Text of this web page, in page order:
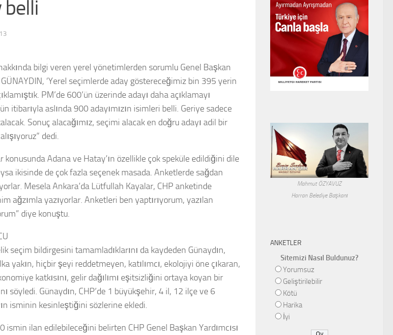
belli
bilgi veren yerel yönetimlerden sorumlu Genel Başkan
GÜNAYDIN, ‘Yerel seçimlerde aday göstereceğimiz bin 395 yerin
PM’de 600’ün üzerinde adayı daha açıklamayı
itibarıyla aslında 900 adayımızın isimleri belli. Geriye sadece
Sonuç alacağımız, seçimi alacak en doğru adayı adil bir
dedi.
konusunda Adana ve Hatay’ın özellikle çok speküle edildiğini dile
ikisinde de çok fazla seçenek masada. Anketlerde sağdan
Mesela Ankara’da Lütfullah Kayalar, CHP anketinde
ağzımla yazıyorlar. Anketleri ben yaptırıyorum, yazılan
diye konuştu.
seçim bildirgesini tamamladıklarını da kaydeden Günaydın,
yakın, hiçbir şeyi reddetmeyen, katılımcı, ekolojiyi öne çıkaran,
katkısını, gelir dağılımı eşitsizliğini ortaya koyan bir
söyledi. Günaydın, CHP’de 1 büyükşehir, 4 il, 12 ilçe ve 6
isminin kesinleştiğini sözlerine ekledi.
ismin ilan edilebileceğini belirten CHP Genel Başkan Yardımcısı
Mahmut ÖZYAVUZ
Harran Belediye Başkanı
ANKETLER
Sitemizi Nasıl Buldunuz?
Yorumsuz
Geliştirilebilir
Kötü
Harika
İyi